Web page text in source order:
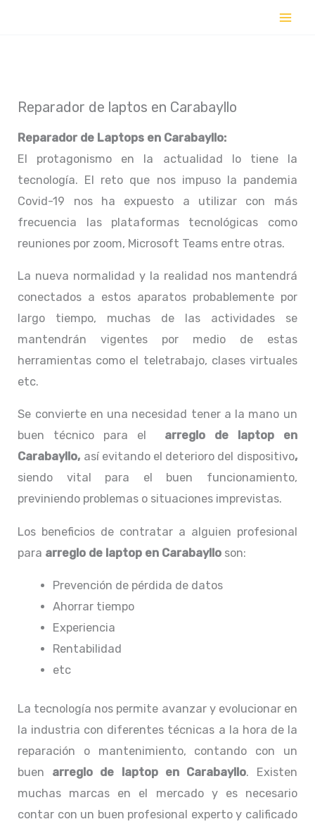
Reparador de laptos en Carabayllo
Reparador de Laptops en Carabayllo:
El protagonismo en la actualidad lo tiene la
tecnología. El reto que nos impuso la pandemia
Covid-19 nos ha expuesto a utilizar con más
frecuencia las plataformas tecnológicas como
reuniones por zoom, Microsoft Teams entre otras.
La nueva normalidad y la realidad nos mantendrá
conectados a estos aparatos probablemente por
largo tiempo, muchas de las actividades se
mantendrán vigentes por medio de estas
herramientas como el teletrabajo, clases virtuales
etc.
Se convierte en una necesidad tener a la mano un
buen técnico para el arreglo de laptop en
Carabayllo, así evitando el deterioro del dispositivo,
siendo vital para el buen funcionamiento,
previniendo problemas o situaciones imprevistas.
Los beneficios de contratar a alguien profesional
para arreglo de laptop en Carabayllo son:
Prevención de pérdida de datos
Ahorrar tiempo
Experiencia
Rentabilidad
etc
La tecnología nos permite avanzar y evolucionar en
la industria con diferentes técnicas a la hora de la
reparación o mantenimiento, contando con un
buen arreglo de laptop en Carabayllo. Existen
muchas marcas en el mercado y es necesario
contar con un buen profesional experto y calificado